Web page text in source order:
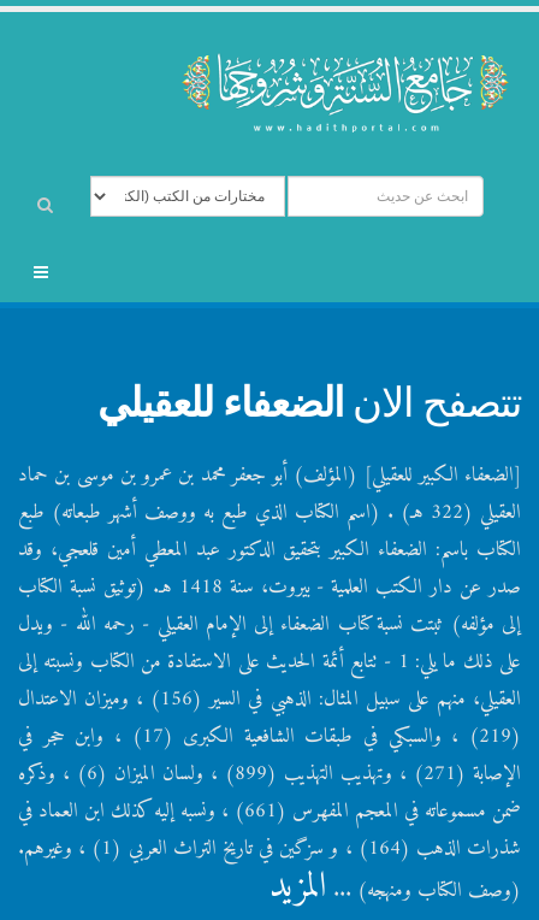
تتصفح الان الضعفاء للعقيلي
[الضعفاء الكبير للعقيلي] (المؤلف) أبو جعفر محمد بن عمرو بن موسى بن حماد
العقيلي (322 هـ) . (اسم الكتاب الذي طبع به ووصف أشهر طبعاته) طبع
الكتاب باسم: الضعفاء الكبير بتحقيق الدكتور عبد المعطي أمين قلعجي، وقد
صدر عن دار الكتب العلمية - بيروت، سنة 1418 هـ. (توثيق نسبة الكتاب
إلى مؤلفه) ثبتت نسبة كتاب الضعفاء إلى الإمام العقيلي - رحمه الله - ويدل
على ذلك ما يلي: 1 - تتابع أئمة الحديث على الاستفادة من الكتاب ونسبته إلى
العقيلي، منهم على سبيل المثال: الذهبي في السير (156) ، وميزان الاعتدال
(219) ، والسبكي في طبقات الشافعية الكبرى (17) ، وابن حجر في
الإصابة (271) ، وتهذيب التهذيب (899) ، ولسان الميزان (6) ، وذكره
ضمن مسموعاته في المعجم المفهرس (661) ، ونسبه إليه كذلك ابن العماد في
شذرات الذهب (164) ، و سزگين في تاريخ التراث العربي (1) ، وغيرهم.
(وصف الكتاب ومنهجه) ... المزيد